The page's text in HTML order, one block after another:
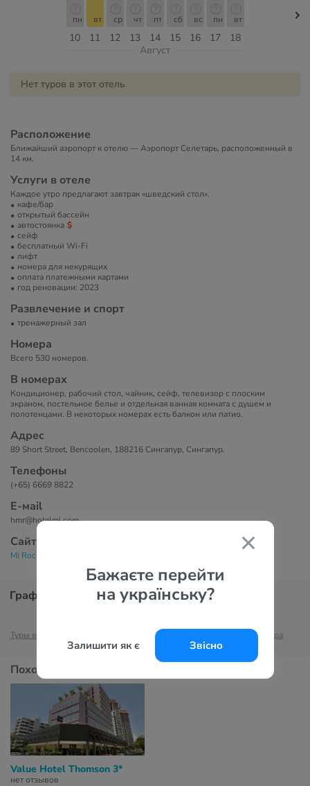
Бажаєте перейти
на українську?
Залишити як є Звісно
10
пн
11
вт
12
ср
13
чт
14
пт
15
сб
16
вс
17
пн
18
вт
Август
Нет туров в этот отель
Расположение
Ближайший аэропорт к отелю — Аэропорт Селетарь, расположенный в
14 км.
Услуги в отеле
Каждое утро предлагают завтрак «шведский стол».
кафе/бар
открытый бассейн
автостоянка
сейф
бесплатный Wi-Fi
лифт
номера для некурящих
оплата платежными картами
год реновации: 2023
Развлечение и спорт
тренажерный зал
Номера
Всего 530 номеров.
В номерах
Кондиционер, рабочий стол, чайник, сейф, телевизор с плоским
экраном, постельное белье и отдельная ванная комната с душем и
полотенцами. В некоторых номерах есть балкон или патио.
Адрес
89 Short Street, Bencoolen, 188216 Сингапур, Сингапур.
Телефоны
(+65) 6669 8822
Е-маil
hmr@hotelmi.com
Сайт
Mi Rochor Hotel 4*
График цен
Туры в Сингапур Туры в Сингапур Отели Сингапура
Похожие отели
Value Hotel Thomson 3*
нет отзывов